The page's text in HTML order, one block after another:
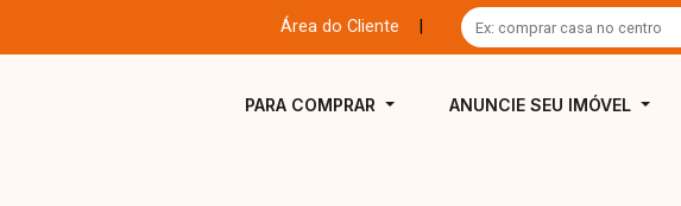
Área do Cliente
PARA COMPRAR ANUNCIE SEU IMÓVEL